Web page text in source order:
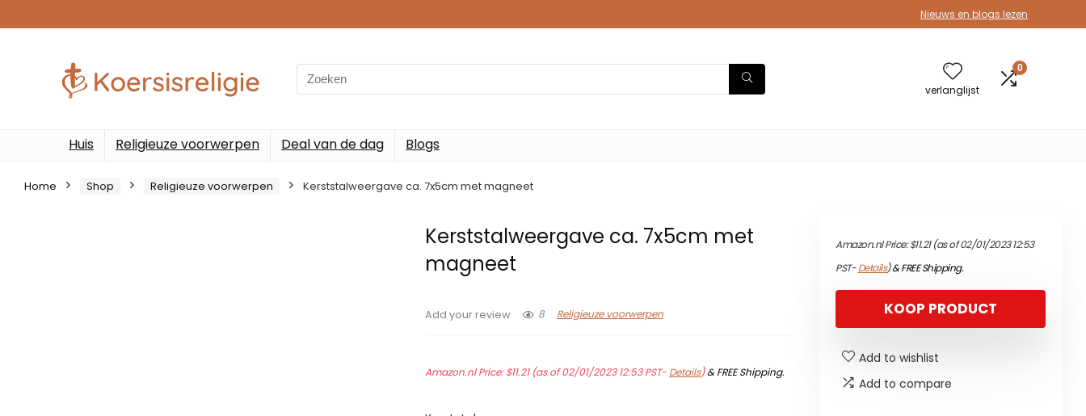
Nieuws en blogs lezen
Search
for:
verlanglijst
0
Huis Religieuze voorwerpen Deal van de dag Blogs
Home Shop Religieuze voorwerpen Kerststalweergave ca. 7x5cm met magneet
Kerststalweergave ca. 7x5cm met
magneet
Add your review 8 Religieuze voorwerpen
Amazon.nl Price:$11.21(as of 02/01/2023 12:53 PST- Details)&FREE Shipping.
Amazon.nl Price:$11.21(as of 02/01/2023 12:53
PST-Details)&FREE Shipping.
KOOP PRODUCT
Add to wishlist
Add to compare